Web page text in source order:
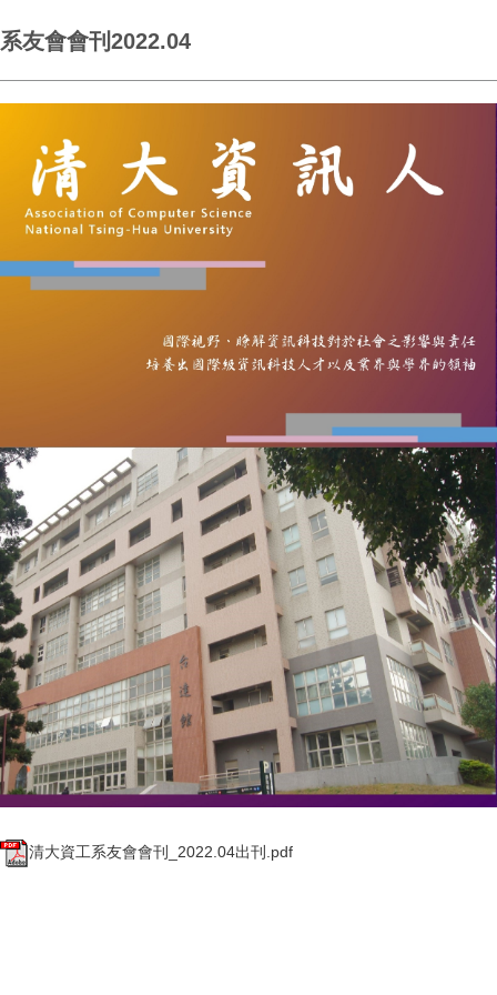
系友會會刊2022.04
清大資工系友會會刊_2022.04出刊.pdf